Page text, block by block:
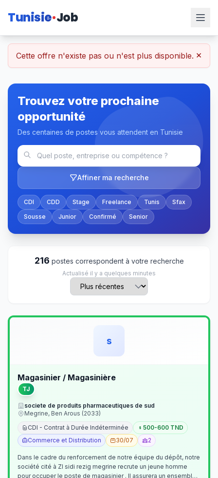
Tunisie Job
Cette offre n'existe pas ou n'est plus disponible. ×
Trouvez votre prochaine
opportunité
Des centaines de postes vous attendent en Tunisie
Affiner ma recherche
CDI CDD Stage Freelance Tunis
Sfax
Sousse
Junior Confirmé Senior
216 postes correspondent à votre recherche
Actualisé il y a quelques minutes
s
Magasinier / Magasinière
TJ
societe de produits pharmaceutiques de sud
Megrine, Ben Arous (2033)
CDI - Contrat à Durée Indéterminée
500-600 TND
Commerce et Distribution
30/07 2
Dans le cadre du renforcement de notre équipe du dépôt, notre
société cité à ZI sidi rezig megrine recrute un jeune homme
pour occuper le poste de magasinier . Il assurera un ensemble